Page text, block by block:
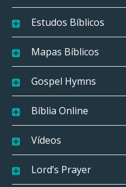
Estudos Bíblicos
Mapas Bíblicos
Gospel Hymns
Bíblia Online
Vídeos
Lord’s Prayer